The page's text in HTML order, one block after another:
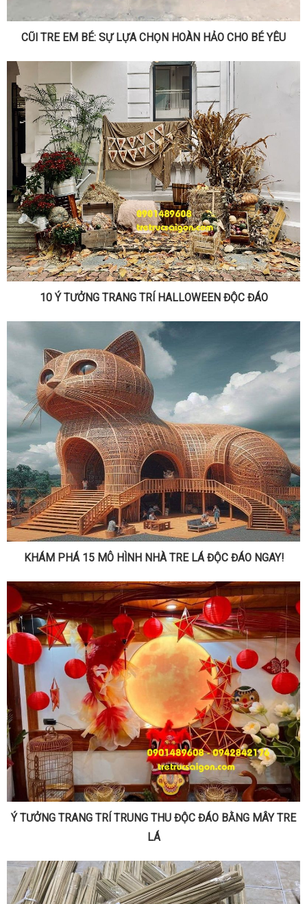
CŨI TRE EM BÉ: SỰ LỰA CHỌN HOÀN HẢO CHO BÉ YÊU
10 Ý TƯỞNG TRANG TRÍ HALLOWEEN ĐỘC ĐÁO
KHÁM PHÁ 15 MÔ HÌNH NHÀ TRE LÁ ĐỘC ĐÁO NGAY!
Ý TƯỞNG TRANG TRÍ TRUNG THU ĐỘC ĐÁO BẰNG MÂY TRE
LÁ